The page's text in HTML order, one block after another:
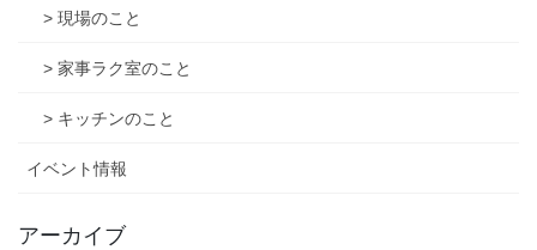
> 現場のこと
> 家事ラク室のこと
> キッチンのこと
イベント情報
アーカイブ